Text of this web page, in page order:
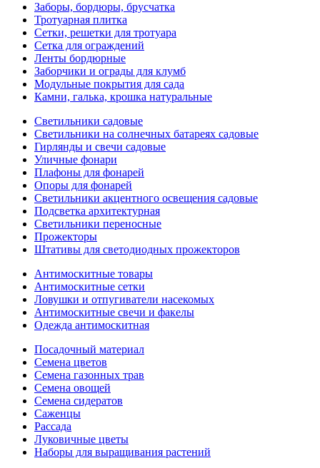
Заборы, бордюры, брусчатка
Тротуарная плитка
Сетки, решетки для тротуара
Сетка для ограждений
Ленты бордюрные
Заборчики и ограды для клумб
Модульные покрытия для сада
Камни, галька, крошка натуральные
Светильники садовые
Светильники на солнечных батареях садовые
Гирлянды и свечи садовые
Уличные фонари
Плафоны для фонарей
Опоры для фонарей
Светильники акцентного освещения садовые
Подсветка архитектурная
Светильники переносные
Прожекторы
Штативы для светодиодных прожекторов
Антимоскитные товары
Антимоскитные сетки
Ловушки и отпугиватели насекомых
Антимоскитные свечи и факелы
Одежда антимоскитная
Посадочный материал
Семена цветов
Семена газонных трав
Семена овощей
Семена сидератов
Саженцы
Рассада
Луковичные цветы
Наборы для выращивания растений